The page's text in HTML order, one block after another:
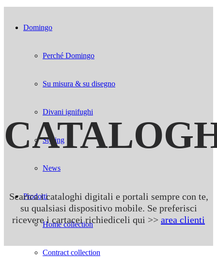
Domingo
Perché Domingo
Su misura & su disegno
Divani ignifughi
Styling
News
Prodotti
Home collection
Contract collection
Scarica i cataloghi digitali e portali sempre con te,
su qualsiasi dispositivo mobile. Se preferisci
ricevere i cartacei richiediceli qui >> area clienti